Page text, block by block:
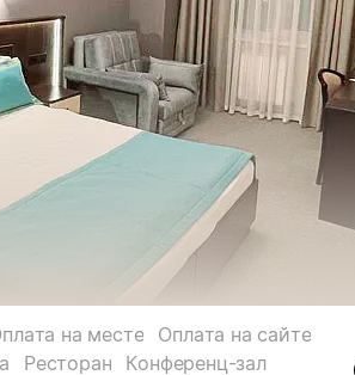
на месте
Оплата на сайте
Ресторан
Конференц-зал